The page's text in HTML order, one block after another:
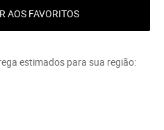
AOS FAVORITOS
estimados para sua região: